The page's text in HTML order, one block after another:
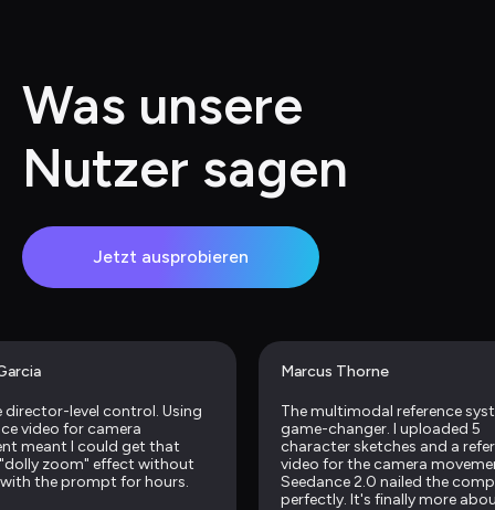
Was unsere
Nutzer sagen
Jetzt ausprobieren
director-level control. Using
video for camera
meant I could get that
zoom" effect without
the prompt for hours.
Marcus Thorne
The multimodal reference
game-changer. I uploaded 5
character sketches and a
video for the camera
Seedance 2.0 nailed the
perfectly. It's finally more